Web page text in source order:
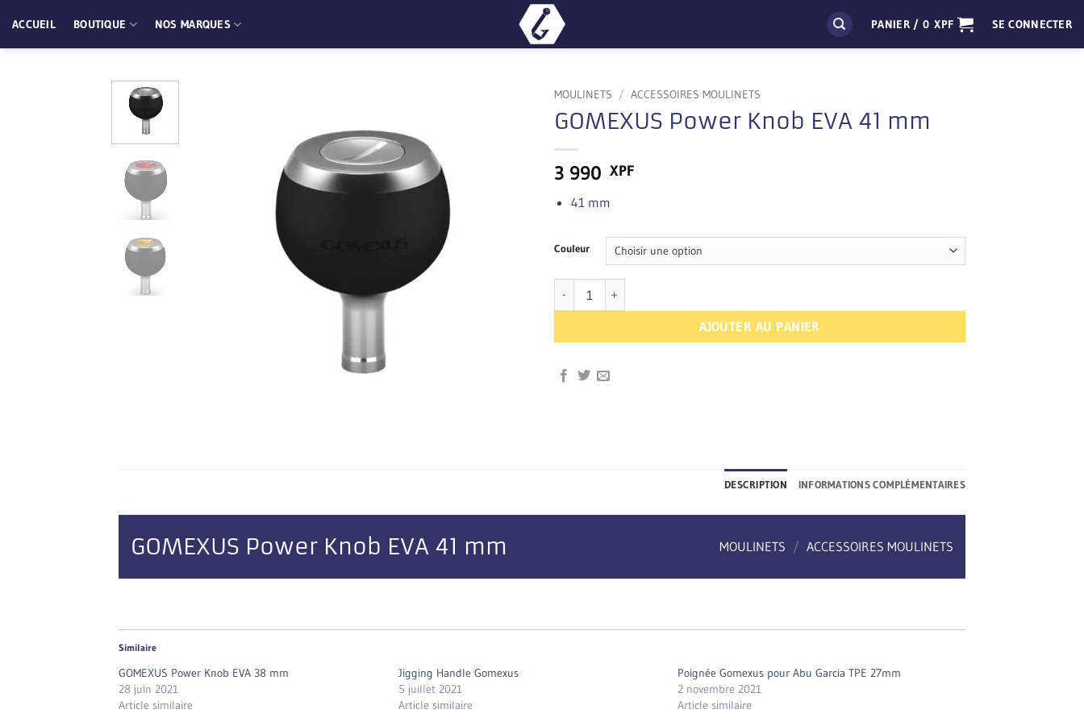
au
contenu
ACCUEIL BOUTIQUE NOS MARQUES PANIER / 0XPF SE CONNECTER
MOULINETS / ACCESSOIRES MOULINETS
GOMEXUS Power Knob EVA 41 mm
3 990 XPF
41 mm
Couleur
AJOUTER AU PANIER
DESCRIPTION INFORMATIONS COMPLÉMENTAIRES
GOMEXUS Power Knob EVA 41 mm MOULINETS / ACCESSOIRES MOULINETS
Similaire
GOMEXUS Power Knob EVA 38 mm
28 juin 2021
Article similaire
Jigging Handle Gomexus
5 juillet 2021
Article similaire
Poignée Gomexus pour Abu Garcia TPE 27mm
2 novembre 2021
Article similaire